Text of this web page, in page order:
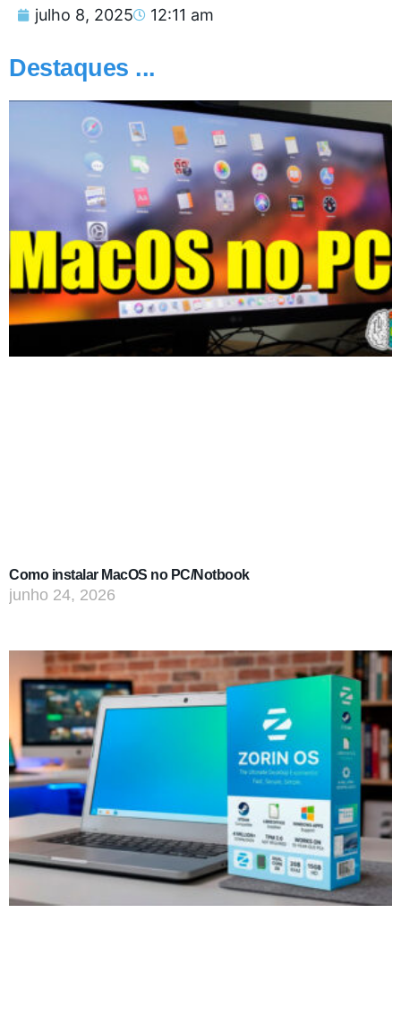
julho 8, 2025 12:11 am
Destaques ...
Como instalar MacOS no PC/Notbook
junho 24, 2026